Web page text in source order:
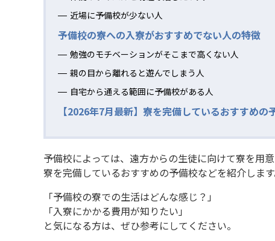
近場に予備校が少ない人
予備校の寮への入寮がおすすめでない人の特徴
勉強のモチベーションがそこまで高くない人
親の目から離れると遊んでしまう人
自宅から通える範囲に予備校がある人
【2026年7月最新】寮を完備しているおすすめの
予備校によっては、遠方からの生徒に向けて寮を用
寮を完備しているおすすめの予備校などを紹介します
「予備校の寮での生活はどんな感じ？」
「入寮にかかる費用が知りたい」
と気になる方は、ぜひ参考にしてください。